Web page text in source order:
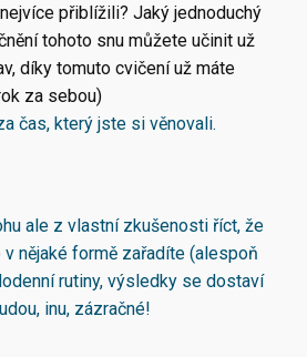
přiblížili? Jaký jednoduchý
tohoto snu můžete učinit už
díky tomuto cvičení už máte
za sebou)
čas, který jste si věnovali.
ale z vlastní zkušenosti říct, že
nějaké formě zařadíte (alespoň
rutiny, výsledky se dostaví
inu, zázračné!